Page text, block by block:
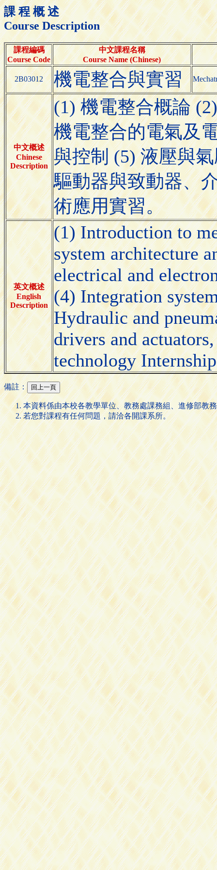
課 程 概 述
Course Description
課程編碼
Course Code
中文課程名稱
Course Name (Chinese)
2B03012 機電整合與實習
中文概述
Chinese
Description
(1) 機電整合概論
機電整合的電氣及
與控制 (5) 液壓與
驅動器與致動器、
術應用實習。
英文概述
English
Description
(1) Introduction to
system architecture
electrical and
(4) Integration
Hydraulic and
drivers and
technology
備註：
本資料係由本校各教學單位、教務處課務組、進修部教
若您對課程有任何問題，請洽各開課系所。